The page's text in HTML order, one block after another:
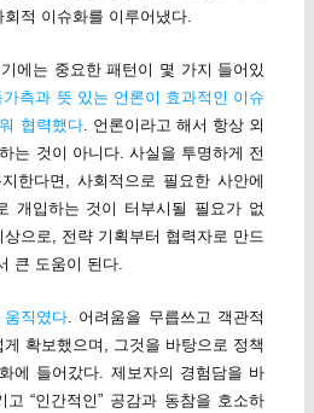
적 이슈화를 이루어냈다.
에는 중요한 패턴이 몇 가지 들어있
측과 뜻 있는 언론이 효과적인 이슈
협력했다. 언론이라고 해서 항상 외
는 것이 아니다. 사실을 투명하게 전
한다면, 사회적으로 필요한 사안에
개입하는 것이 터부시될 필요가 없
으로, 전략 기획부터 협력자로 만드
큰 도움이 된다.
직였다. 어려움을 무릅쓰고 객관적
확보했으며, 그것을 바탕으로 정책
에 들어갔다. 제보자의 경험담을 바
고 “인간적인” 공감과 동참을 호소하